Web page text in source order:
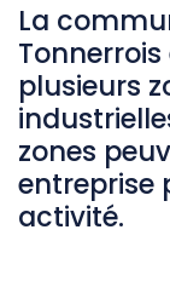
La
plusieurs
zones
entreprise
activité.